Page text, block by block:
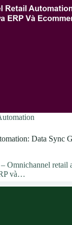
Data Sync
Omnichannel retail
và…